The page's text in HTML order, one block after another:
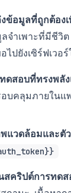
ข้อมูลที่ถูกต้องเ
จำเพาะที่มีชีวิ
ไปยังเซิร์ฟเวอ
ดสอบที่ทรงพลั
บคลุมภายในแ
แวดล้อมและตั
สคริปต์การทดส